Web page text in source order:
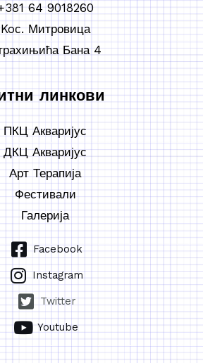
64 9018260
Koс. Митровица
Бана 4
линкови
ПКЦ Акваријус
ДКЦ Акваријус
Арт Терапија
Фестивали
Галерија
Facebook
Instagram
Twitter
Youtube